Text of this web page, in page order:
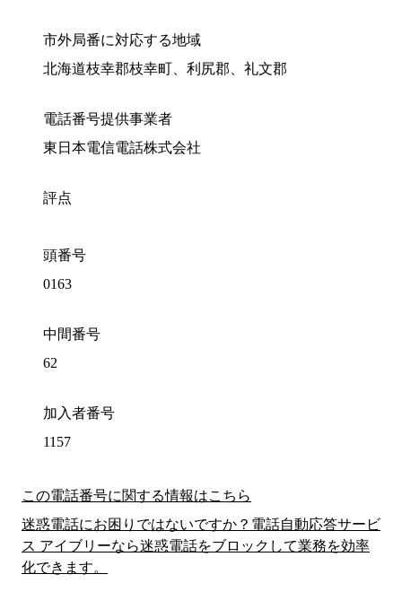
市外局番に対応する地域
北海道枝幸郡枝幸町、利尻郡、礼文郡
電話番号提供事業者
東日本電信電話株式会社
評点
頭番号
0163
中間番号
62
加入者番号
1157
この電話番号に関する情報はこちら
迷惑電話にお困りではないですか？電話自動応答サービ
ス アイブリーなら迷惑電話をブロックして業務を効率
化できます。